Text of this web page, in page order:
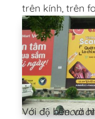
trên kính, trên
hoặc thùng xe
Decal
Với độ bền và